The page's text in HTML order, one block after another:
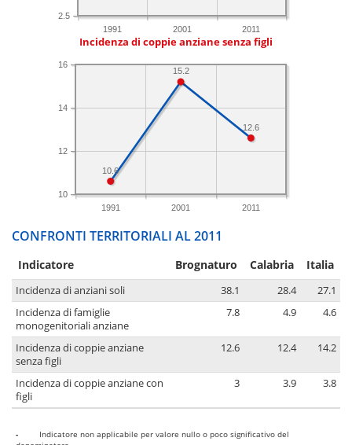
1991 2001 2011
2.5
Incidenza di coppie anziane senza figli
1991 2001 2011
10
12
14
16
12.6
15.2
10.6
CONFRONTI TERRITORIALI AL 2011
Indicatore Brognaturo Calabria Italia
Incidenza di anziani soli 38.1 28.4
27.1
Incidenza di famiglie
monogenitoriali anziane
7.8 4.9 4.6
Incidenza di coppie anziane
senza figli
12.6 12.4 14.2
Incidenza di coppie anziane con
figli
3 3.9 3.8
-
Indicatore non applicabile per valore nullo o poco significativo del